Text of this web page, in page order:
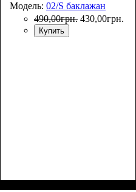
Модель: 02/S баклажан
490,00грн. 430,00грн.
Купить